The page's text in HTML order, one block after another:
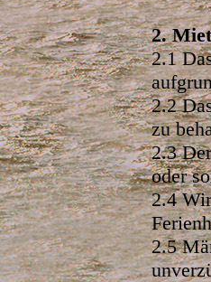
2.
2.1
2.2
zu
2.3
oder
2.4
2.5